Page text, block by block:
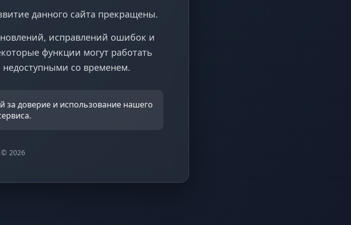
данного сайта прекращены.
исправлений ошибок и
функции могут работать
недоступными со временем.
за доверие и использование нашего
© 2026